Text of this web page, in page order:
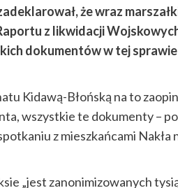
że wraz
z likwidacji
dokumentów w tej
Kidawą-Błońską na to
wszystkie te dokumenty –
z mieszkańcami
„jest zanonimizowanych